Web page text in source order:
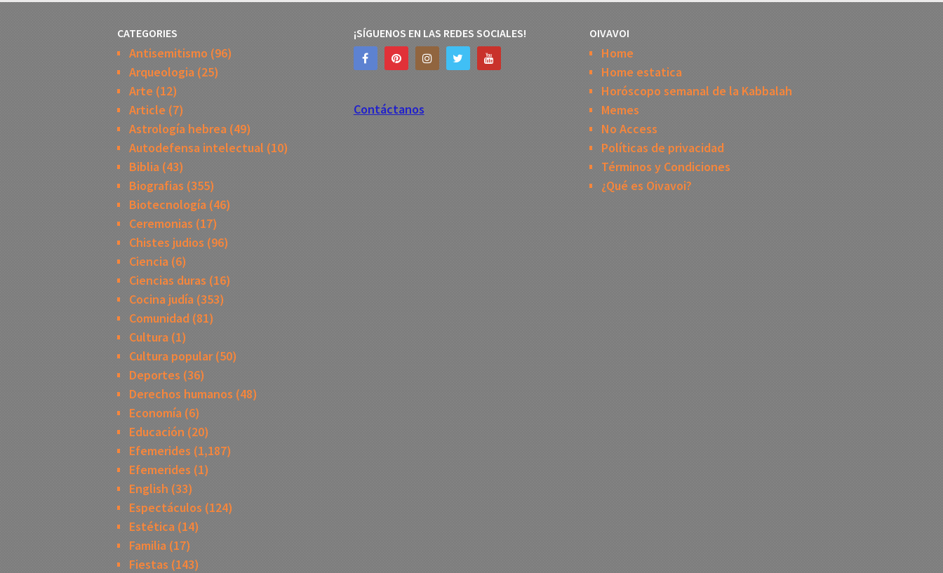
CATEGORIES
Antisemitismo (96)
Arqueologia (25)
Arte (12)
Article (7)
Astrología hebrea (49)
Autodefensa intelectual (10)
Biblia (43)
Biografias (355)
Biotecnología (46)
Ceremonias (17)
Chistes judios (96)
Ciencia (6)
Ciencias duras (16)
Cocina judía (353)
Comunidad (81)
Cultura (1)
Cultura popular(50)
Deportes (36)
Derechos humanos (48)
Economía (6)
Educación (20)
Efemerides (1,187)
Efemerides (1)
English (33)
Espectáculos (124)
Estética (14)
Familia (17)
Fiestas (143)
¡SÍGUENOS EN LAS REDES SOCIALES!
Contáctanos
OIVAVOI
Home
Home estatica
Horóscopo semanal de la Kabbalah
Memes
No Access
Políticas de privacidad
Términos y Condiciones
¿Qué es Oivavoi?